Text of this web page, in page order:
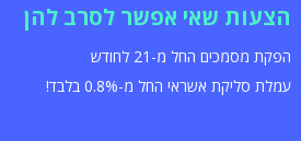
הצעות שאי אפשר לסרב להן
הפקת מסמכים החל מ-21 לחודש
עמלת סליקת אשראי החל מ-0.8% בלבד!